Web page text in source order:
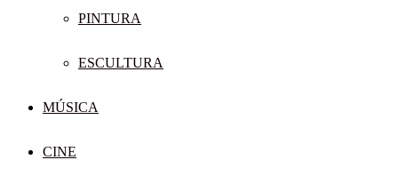
PINTURA
ESCULTURA
MÚSICA
CINE